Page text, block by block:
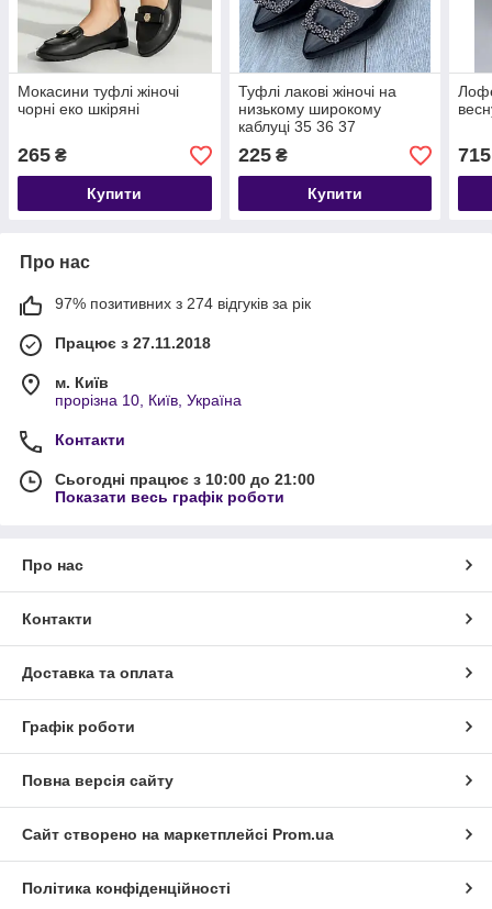
Мокасини туфлі жіночі
чорні еко шкіряні
265 ₴
Купити
Туфлі лакові жіночі на
низькому широкому
каблуці 35 36 37
225₴
Купити
715
Про нас
97% позитивних з 274 відгуків за рік
Працює з 27.11.2018
м. Київ
прорізна 10, Київ, Україна
Контакти
Сьогодні працює з 10:00 до 21:00
Показати весь графік роботи
Про нас
Контакти
Доставка та оплата
Графік роботи
Повна версія сайту
Сайт створено на маркетплейсі Prom.ua
Політика конфіденційності